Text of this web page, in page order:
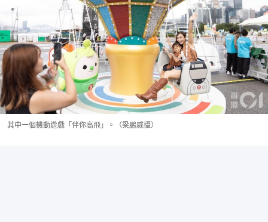
其中一個機動遊戲「伴你高飛」。（梁鵬威攝）